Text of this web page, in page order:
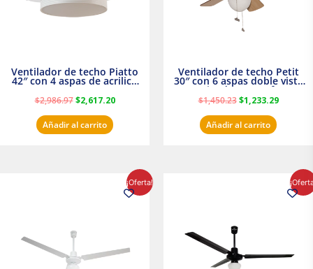
Ventilador de techo Piatto
42″ con 4 aspas de acrilico
transparente
$2,986.97 $2,617.20
Añadir al carrito
Ventilador de techo Petit
30″ con 6 aspas doble vista
Satinado Masterfan
$1,450.23 $1,233.29
Añadir al carrito
¡Oferta!
precio
actual
precio
actual